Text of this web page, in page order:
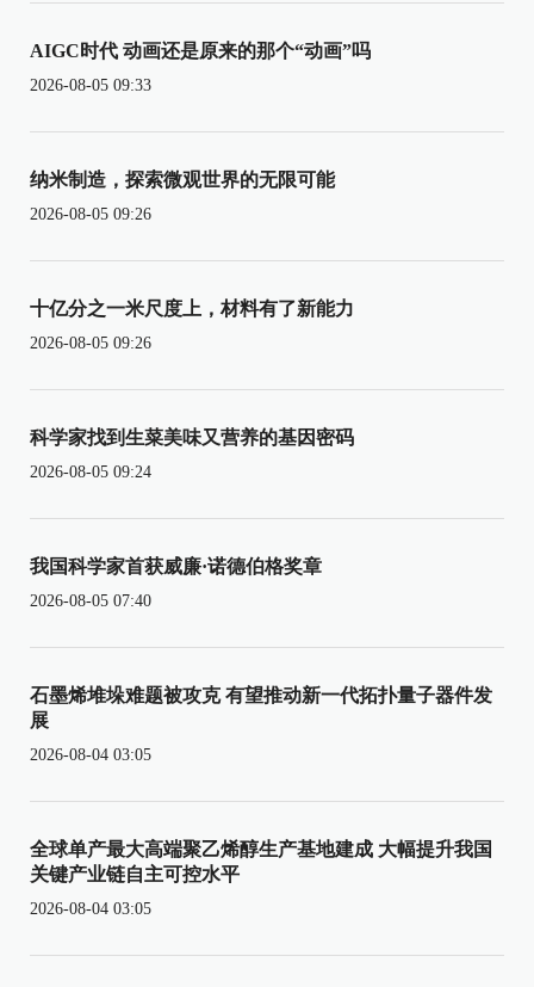
AIGC时代 动画还是原来的那个“动画”吗
2026-08-05 09:33
纳米制造，探索微观世界的无限可能
2026-08-05 09:26
十亿分之一米尺度上，材料有了新能力
2026-08-05 09:26
科学家找到生菜美味又营养的基因密码
2026-08-05 09:24
我国科学家首获威廉·诺德伯格奖章
2026-08-05 07:40
石墨烯堆垛难题被攻克 有望推动新一代拓扑量子器件发
展
2026-08-04 03:05
全球单产最大高端聚乙烯醇生产基地建成 大幅提升我国
关键产业链自主可控水平
2026-08-04 03:05